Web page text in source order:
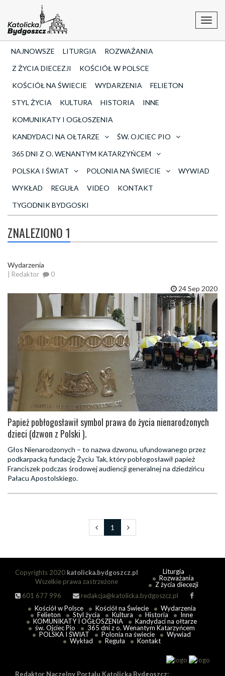
NAJNOWSZE LITURGIA
ROZWAŻANIA
Z ŻYCIA DIECEZJI
KOŚCIÓŁ W POLSCE
KOŚCIÓŁ NA ŚWIECIE
WYDARZENIA
FELIETON
STYL ŻYCIA
KULTURA HISTORIA
INNE
KOMUNIKATY I OGŁOSZENIA
KANDYDACI NA OŁTARZE
ŚW. OJCIEC PIO
365 DNI Z O. WENANTYM KATARZYŃCEM
POLSKA I ŚWIAT
POLONIA NA ŚWIECIE
WYWIAD
WYKŁAD
REGUŁA VIDEO
KONTAKT
TYGODNIK BYDGOSKI
ZNALEZIONO 1
Wydarzenia
| Redaktor 0
24 Sep 2020
Papież pobłogosławił symbol prawa do życia nienarodzonych
dzieci (dzwon z Polski ).
Głos Nienarodzonych – to nazwa dzwonu, ufundowanego przez
podkarpacką fundację Życiu Tak, który pobłogosławił papież
Franciszek podczas środowej audiencji generalnej na dziedzińcu
Pałacu Apostolskiego.
1
Copyrights 2020 katolicka.bydgoszcz.pl
Wszelkie prawa zastrzeżone
601 677 996
redakcja@katolicka.bydgoszcz.pl
Liturgia
Rozważania
Z życia diecezji
Kościół w Polsce Kościół na Świecie
Wydarzenia
Felieton
Styl życia Kultura Historia
Inne
KOMUNIKATY I OGŁOSZENIA
Kandydaci na ołtarze
św. Ojciec Pio
365 dni z o. Wenantym Katarzyńcem
POLSKA I ŚWIAT
Polonia na świecie
Wywiad
Wykład
Reguła Kontakt
Redaktor Naczelny Portalu Katolicka Bydgoszcz: